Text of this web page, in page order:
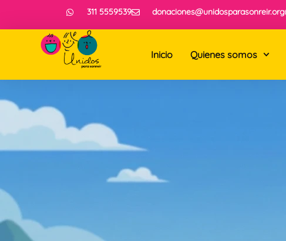
311 5559539 donaciones@unidosparasonreir.org
Inicio Quienes somos